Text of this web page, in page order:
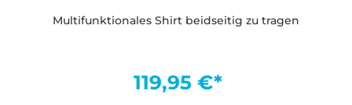
Multifunktionales Shirt beidseitig zu tragen
119,95 €*